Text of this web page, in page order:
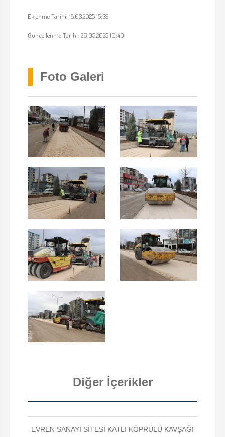
Eklenme Tarihi: 18.03.2025 15:39
Güncellenme Tarihi: 26.05.2025 10:40
Foto Galeri
Diğer İçerikler
EVREN SANAYİ SİTESİ KATLI KÖPRÜLÜ KAVŞAĞI